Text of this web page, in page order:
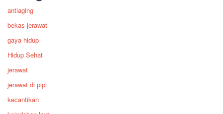
antiaging
bekas jerawat
gaya hidup
Hidup Sehat
jerawat
jerawat di pipi
kecantikan